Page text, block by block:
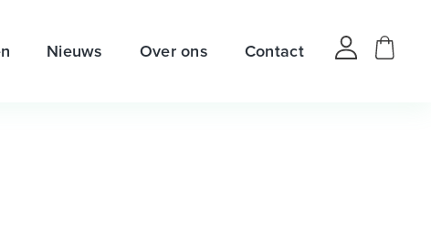
Nieuws Over ons Contact